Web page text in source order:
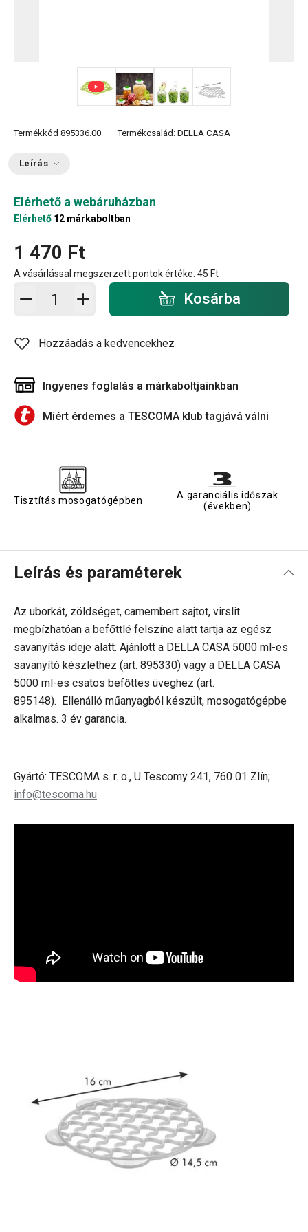
Termékkód 895336.00 Termékcsalád: DELLA CASA
Leírás
Elérhető a webáruházban
Elérhető 12 márkaboltban
1 470 Ft
A vásárlással megszerzett pontok értéke: 45 Ft
Kosárba - mennyiség Kosárba
Hozzáadás a kedvencekhez
Ingyenes foglalás a márkaboltjainkban
Miért érdemes a TESCOMA klub tagjává válni
Tisztítás mosogatógépben
A garanciális időszak
(években)
Leírás és paraméterek
Az uborkát, zöldséget, camembert sajtot, virslit
megbízhatóan a befőttlé felszíne alatt tartja az egész
savanyítás ideje alatt. Ajánlott a DELLA CASA 5000 ml-es
savanyító készlethez (art. 895330) vagy a DELLA CASA
5000 ml-es csatos befőttes üveghez (art.
895148). Ellenálló műanyagból készült, mosogatógépbe
alkalmas. 3 év garancia.
Gyártó: TESCOMA s. r. o., U Tescomy 241, 760 01 Zlín;
info@tescoma.hu